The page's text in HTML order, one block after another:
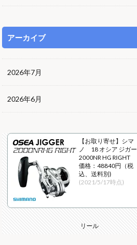
アーカイブ
2026年7月
2026年6月
【お取り寄せ】シマ
ノ 18 オシア ジガー
2000NR HG RIGHT
価格：48840円（税
込、送料別)
(2021/5/17時点)
リール